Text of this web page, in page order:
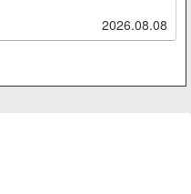
2026.08.08